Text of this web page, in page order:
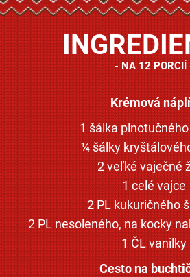
NA 12 PORCIÍ
Krémová
1 šálka
¼ šálky
2 veľké vaječné
1 celé vajce
2 PL kukuričného
2 PL nesoleného, na kocky
1 ČL vanilky
Cesto na